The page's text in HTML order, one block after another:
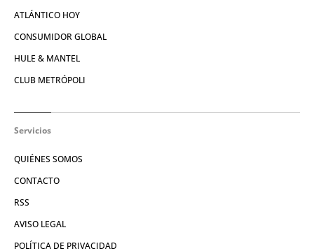
ATLÁNTICO HOY
CONSUMIDOR GLOBAL
HULE & MANTEL
CLUB METRÓPOLI
Servicios
QUIÉNES SOMOS
CONTACTO
RSS
AVISO LEGAL
POLÍTICA DE PRIVACIDAD